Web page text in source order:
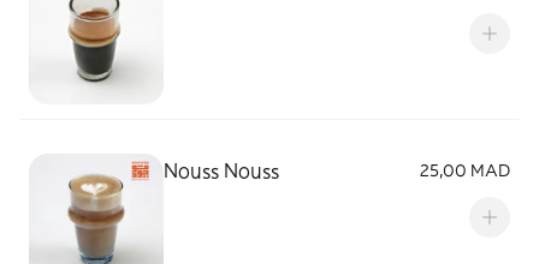
Nouss Nouss 25,00 MAD